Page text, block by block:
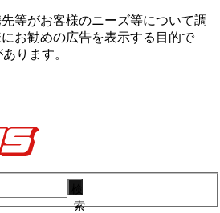
等がお客様のニーズ等について調
お勧めの広告を表⽰する⽬的で
ります。
索